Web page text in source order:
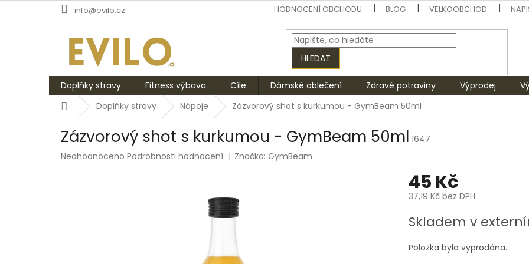
na
info@evilo.cz HODNOCENÍ OBCHODU BLOG VELKOOBCHOD
HLEDAT
Doplňky stravy Fitness výbava Cíle Dámské oblečení Zdravé potraviny Výprodej
DomůDoplňky stravy Nápoje Zázvorový shot s kurkumou - GymBeam 50ml
Zázvorový shot s kurkumou - GymBeam 50ml 1647
Průměrné
Neohodnoceno Podrobnosti hodnocení Značka:GymBeam
45 Kč
37,19 Kč bez DPH
cena:
Skladem v
Položka byla vyprodána…